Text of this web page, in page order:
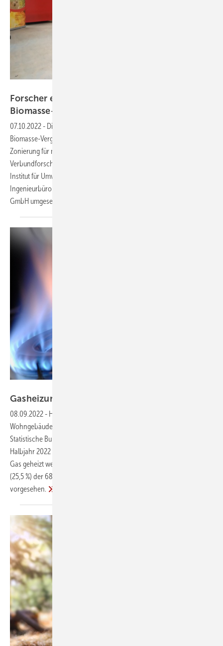
Forscher entwickeln emissionsarmen
Biomasse-Vergaser
07.10.2022 - Die Entwicklung eines automatisch beschickten
Biomasse-Vergaserkessels mit unterem Abbrand und extremer
Zonierung für minimierte Emissionen ist das Ziel eines
Verbundforschungsvorhabens, das gemeinsam vom Fraunhofer-
Institut für Umwelt-, Sicherheits- und Energietechnik (Umsicht), dem
Ingenieurbüro-Kühlerbau-Neustadt und der A.P. Bioenergietechnik
GmbH umgesetzt
Gasheizungen verlieren im Neubau
08.09.2022 - Heizen mit Gas verliert beim Planen neuer
Wohngebäude in Deutschland zunehmend an Bedeutung. Wie das
Statistische Bundesamt (Destatis) mitteilt, sollen 16,2 % der im 1.
Halbjahr 2022 genehmigten rund 60 200 Wohngebäude primär mit
Gas geheizt werden. Im 1. Halbjahr 2021 hatte noch rund ein Viertel
(25,5 %) der 68 000 genehmigten Wohngebäude eine Gasheizung
vorgesehen.